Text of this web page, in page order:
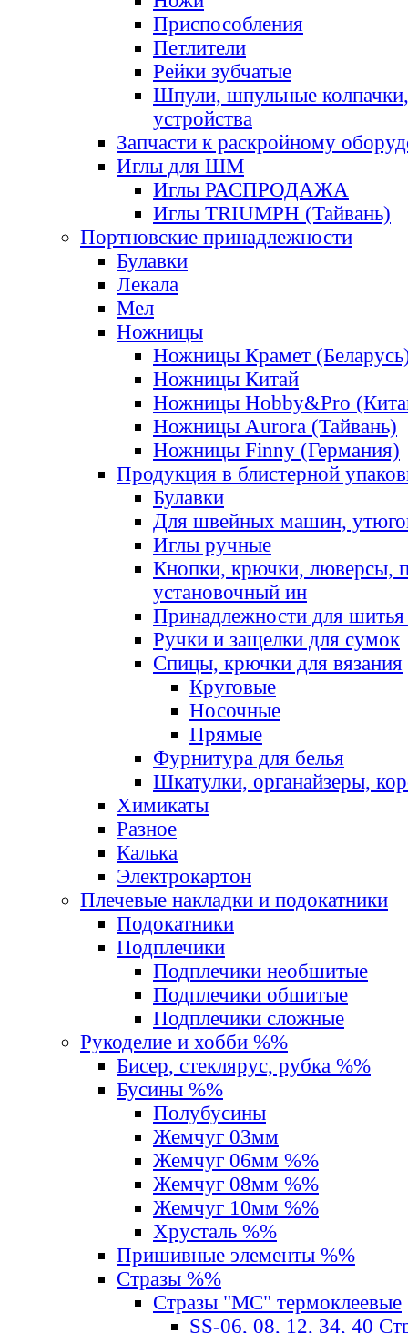
Приспособления
Петлители
Рейки зубчатые
Шпули, шпульные
устройства
Запчасти к раскройному
Иглы для ШМ
Иглы РАСПРОДАЖА
Иглы TRIUMPH (Тайвань)
Портновские принадлежности
Булавки
Лекала
Мел
Ножницы
Ножницы Крамет
Ножницы Китай
Ножницы Hobby&Pro
Ножницы Aurora (Тайвань)
Ножницы Finny (Германия)
Продукция в блистерной
Булавки
Для швейных машин,
Иглы ручные
Кнопки, крючки, люверсы,
установочный ин
Принадлежности для шитья
Ручки и защелки для сумок
Спицы, крючки для вязания
Круговые
Носочные
Прямые
Фурнитура для белья
Шкатулки, органайзеры,
Химикаты
Разное
Калька
Электрокартон
Плечевые накладки и подокатники
Подокатники
Подплечики
Подплечики необшитые
Подплечики обшитые
Подплечики сложные
Рукоделие и хобби %%
Бисер, стеклярус, рубка %%
Бусины %%
Полубусины
Жемчуг 03мм
Жемчуг 06мм %%
Жемчуг 08мм %%
Жемчуг 10мм %%
Хрусталь %%
Пришивные элементы %%
Стразы %%
Стразы "MС" термоклеевые
SS-06, 08, 12, 34, 40